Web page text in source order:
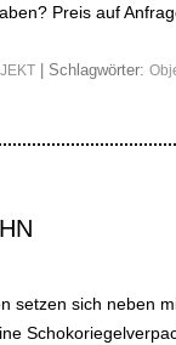
Preis auf
| Schlagwörter:
setzen sich neben